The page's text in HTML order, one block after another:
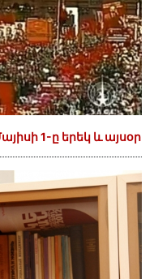
1-ը երեկ և այսօր